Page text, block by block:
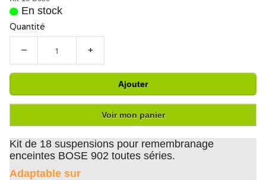
En stock
Quantité
− +
Ajouter
Voir mon panier
Kit de 18 suspensions pour remembranage
enceintes BOSE 902 toutes séries.
Adaptable sur